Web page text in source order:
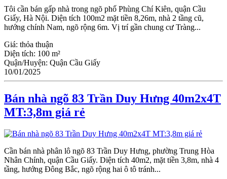
Tôi cần bán gấp nhà trong ngõ phố Phùng Chí Kiên, quận Cầu
Giấy, Hà Nội. Diện tích 100m2 mặt tiền 8,26m, nhà 2 tầng cũ,
hướng chính Nam, ngõ rộng 6m. Vị trí gần chung cư Tràng...
Giá: thỏa thuận
Diện tích: 100 m²
Quận/Huyện: Quận Cầu Giấy
10/01/2025
Bán nhà ngõ 83 Trần Duy Hưng 40m2x4T
MT:3,8m giá rẻ
Cần bán nhà phân lô ngõ 83 Trần Duy Hưng, phường Trung Hòa
Nhân Chính, quận Cầu Giấy. Diện tích 40m2, mặt tiền 3,8m, nhà 4
tầng, hướng Đông Bắc, ngõ rộng hai ô tô tránh...